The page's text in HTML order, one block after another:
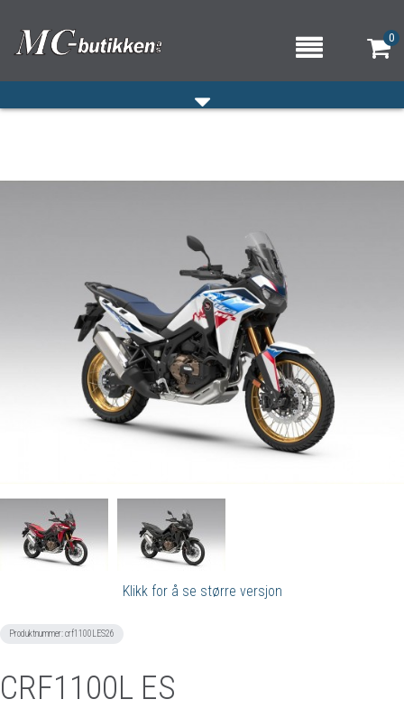
0
HJEM
OM OSS/ÅPNINGSTIDER
Klikk for å se større versjon
Produktnummer:crf1100LES26
CRF1100L ES